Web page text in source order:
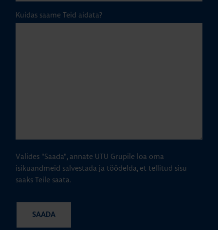
Kuidas saame Teid aidata?
Valides "Saada", annate UTU Grupile loa oma
isikuandmeid salvestada ja töödelda, et tellitud sisu
saaks Teile saata.